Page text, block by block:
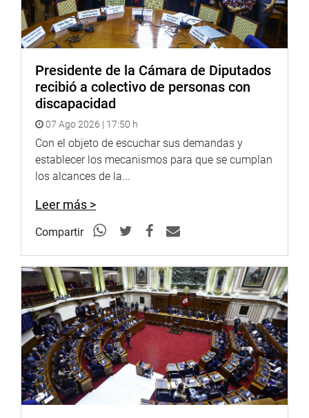
Presidente de la Cámara de Diputados
recibió a colectivo de personas con
discapacidad
07 Ago 2026 | 17:50 h
Con el objeto de escuchar sus demandas y
establecer los mecanismos para que se cumplan
los alcances de la...
Leer más >
Compartir